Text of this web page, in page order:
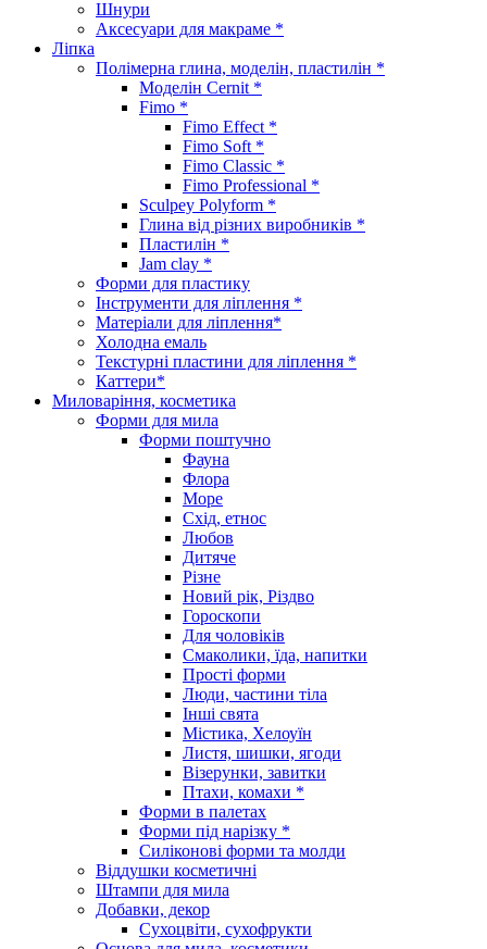
Шнури
Аксесуари для макраме *
Ліпка
Полімерна глина, моделін, пластилін *
Моделін Cernit *
Fimo *
Fimo Effect *
Fimo Soft *
Fimo Classic *
Fimo Professional *
Sculpey Polyform *
Глина від різних виробників *
Пластилін *
Jam clay *
Форми для пластику
Інструменти для ліплення *
Матеріали для ліплення*
Холодна емаль
Текстурні пластини для ліплення *
Каттери*
Миловаріння, косметика
Форми для мила
Форми поштучно
Фауна
Флора
Море
Схід, етнос
Любов
Дитяче
Різне
Новий рік, Різдво
Гороскопи
Для чоловіків
Смаколики, їда, напитки
Прості форми
Люди, частини тіла
Інші свята
Містика, Хелоуїн
Листя, шишки, ягоди
Візерунки, завитки
Птахи, комахи *
Форми в палетах
Форми під нарізку *
Силіконові форми та молди
Віддушки косметичні
Штампи для мила
Добавки, декор
Сухоцвіти, сухофрукти